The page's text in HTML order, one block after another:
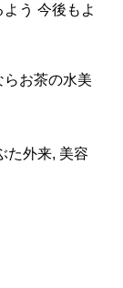
う 今後もよ
お茶の水美
た外来, 美容